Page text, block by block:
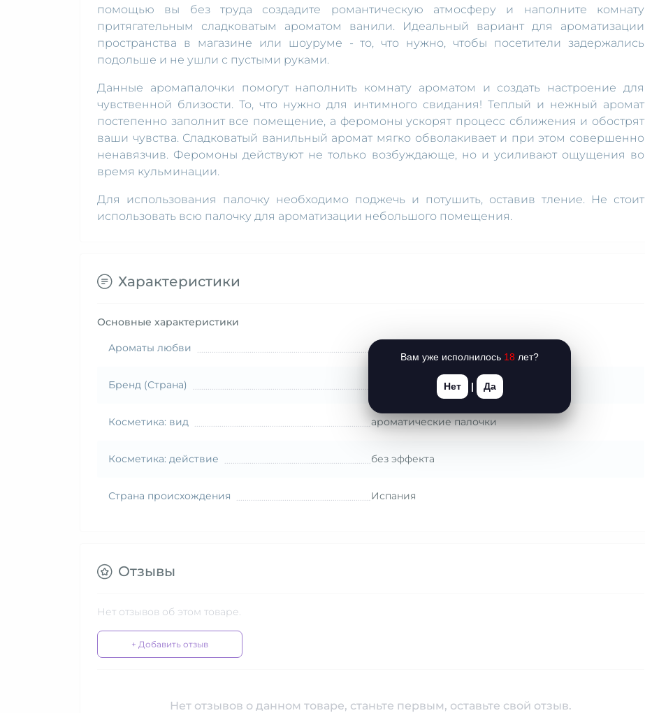
помощью вы без труда создадите романтическую атмосферу и наполните комнату
притягательным сладковатым ароматом ванили. Идеальный вариант для ароматизации
пространства в магазине или шоуруме - то, что нужно, чтобы посетители задержались
подольше и не ушли с пустыми руками.
Данные аромапалочки помогут наполнить комнату ароматом и создать настроение для
чувственной близости. То, что нужно для интимного свидания! Теплый и нежный аромат
постепенно заполнит все помещение, а феромоны ускорят процесс сближения и обострят
ваши чувства. Сладковатый ванильный аромат мягко обволакивает и при этом совершенно
ненавязчив. Феромоны действуют не только возбуждающе, но и усиливают ощущения во
время кульминации.
Для использования палочку необходимо поджечь и потушить, оставив тление. Не стоит
использовать всю палочку для ароматизации небольшого помещения.
Характеристики
Основные характеристики
Ароматы любви феромоны
Бренд (Страна) MAI (Испания)
Косметика: вид ароматические палочки
Косметика: действие без эффекта
Страна происхождения Испания
Отзывы
Нет отзывов об этом товаре.
+ Добавить отзыв
Нет отзывов о данном товаре, станьте первым, оставьте свой отзыв.
Вам уже исполнилось 18 лет?
Нет | Да